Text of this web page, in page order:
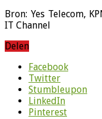
Bron: Yes Telecom,
IT Channel
Delen
Facebook
Twitter
Stumbleupon
LinkedIn
Pinterest